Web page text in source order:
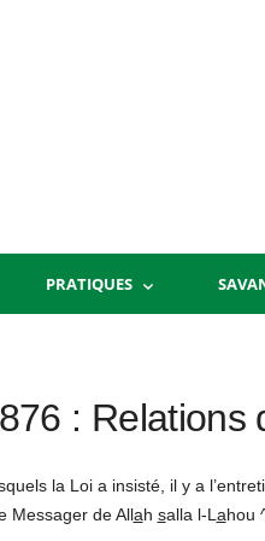
PRATIQUES
: Relations
la Loi a insisté, il y a
Messager de Allah salla l-L ahou